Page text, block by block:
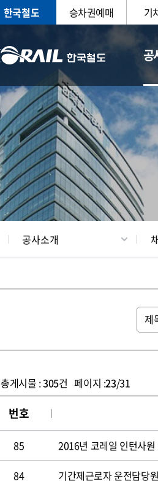
한국철도 승차권예매 기
공
CEO 일반현
공사소개
총게시물 :305건 페이지 :23/31
번호
85 2016년 코레일 인턴사원
84 기간제근로자 운전담당